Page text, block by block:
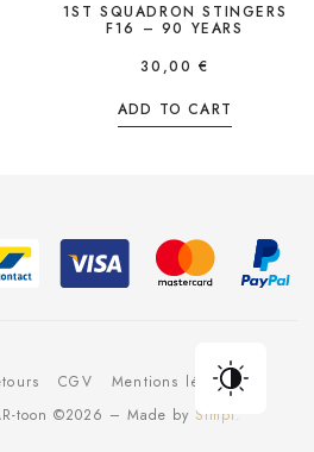
1ST SQUADRON STINGERS
F16 – 90 YEARS
30,00 €
ADD TO CART
CGV
Mentions légales
toon ©2026 – Made by Simpl.